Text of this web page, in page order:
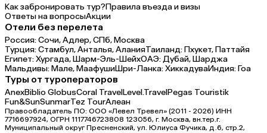
Как забронировать тур?Правила въезда и визы
Ответы на вопросыАкции
Отели без перелета
Россия:Сочи,Адлер,СПб,Москва
Турция:Стамбул,Анталья,АланияТаиланд:Пхукет,Паттайя
Египет:Хургада,Шарм-Эль-ШейхОАЭ:Дубай,Шарджа
Мальдивы:Мале,МаафушиШри-Ланка:ХиккадуваИндия:Гоа
Туры от туроператоров
AnexBiblio GlobusCoral TravelLevel.TravelPegas Touristik
Fun&SunSunmarTez TourАлеан
Правообладатель ПО: ООО «Левел Тревел» (2011 - 2026) ИНН
7716697924, ОГРН 1117746723808 123056, г. Москва, вн.тер.г.
Муниципальный округ Пресненский, ул. Юлиуса Фучика, д.6, стр.2,